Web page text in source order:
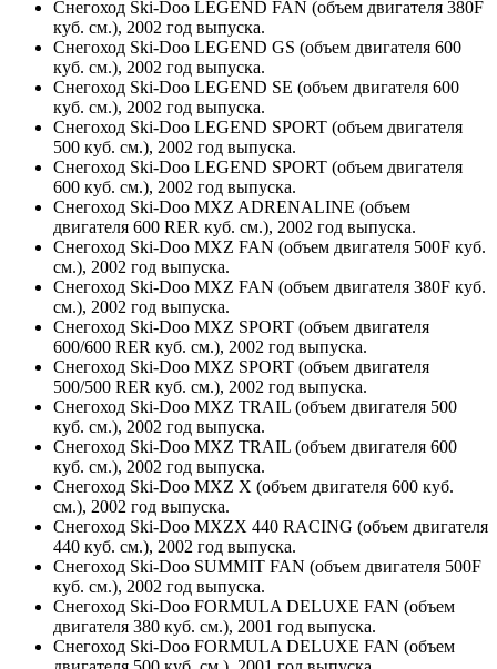
Снегоход Ski-Doo LEGEND FAN (объем двигателя 380F
куб. см.), 2002 год выпуска.
Снегоход Ski-Doo LEGEND GS (объем двигателя 600
куб. см.), 2002 год выпуска.
Снегоход Ski-Doo LEGEND SE (объем двигателя 600
куб. см.), 2002 год выпуска.
Снегоход Ski-Doo LEGEND SPORT (объем двигателя
500 куб. см.), 2002 год выпуска.
Снегоход Ski-Doo LEGEND SPORT (объем двигателя
600 куб. см.), 2002 год выпуска.
Снегоход Ski-Doo MXZ ADRENALINE (объем
двигателя 600 RER куб. см.), 2002 год выпуска.
Снегоход Ski-Doo MXZ FAN (объем двигателя 500F куб.
см.), 2002 год выпуска.
Снегоход Ski-Doo MXZ FAN (объем двигателя 380F куб.
см.), 2002 год выпуска.
Снегоход Ski-Doo MXZ SPORT (объем двигателя
600/600 RER куб. см.), 2002 год выпуска.
Снегоход Ski-Doo MXZ SPORT (объем двигателя
500/500 RER куб. см.), 2002 год выпуска.
Снегоход Ski-Doo MXZ TRAIL (объем двигателя 500
куб. см.), 2002 год выпуска.
Снегоход Ski-Doo MXZ TRAIL (объем двигателя 600
куб. см.), 2002 год выпуска.
Снегоход Ski-Doo MXZ X (объем двигателя 600 куб.
см.), 2002 год выпуска.
Снегоход Ski-Doo MXZX 440 RACING (объем двигателя
440 куб. см.), 2002 год выпуска.
Снегоход Ski-Doo SUMMIT FAN (объем двигателя 500F
куб. см.), 2002 год выпуска.
Снегоход Ski-Doo FORMULA DELUXE FAN (объем
двигателя 380 куб. см.), 2001 год выпуска.
Снегоход Ski-Doo FORMULA DELUXE FAN (объем